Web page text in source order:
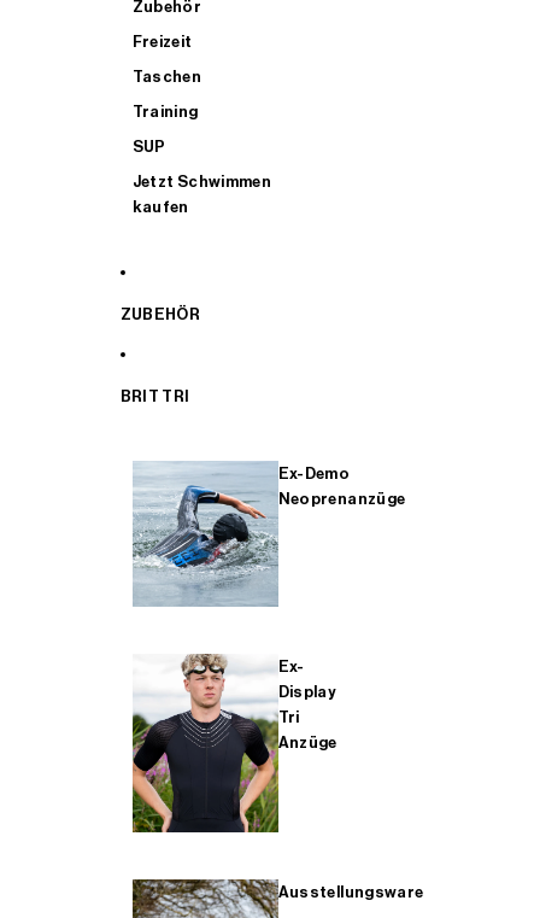
Zubehör
Freizeit
Taschen
Training
SUP
Jetzt Schwimmen
kaufen
ZUBEHÖR
BRIT TRI
Ex-Demo
Neoprenanzüge
Ex-
Display
Tri
Anzüge
Ausstellungsware